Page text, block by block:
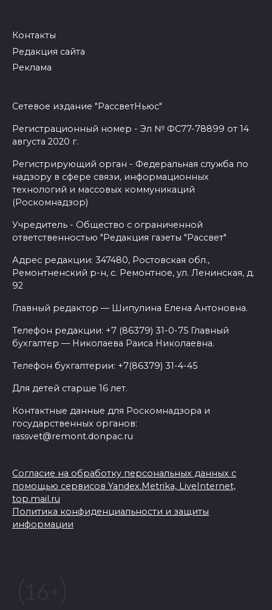
Контакты
Редакция сайта
Реклама
Сетевое издание "РассветНьюс"
Регистрационный номер - Эл № ФС77-78899 от 14
августа 2020 г.
Регистрирующий орган - Федеральная служба по
надзору в сфере связи, информационных
технологий и массовых коммуникаций
(Роскомнадзор)
Учредитель - Общество с ограниченной
ответственностью "Редакция газеты "Рассвет"
Адрес редакции: 347480, Ростовская обл.,
Ремонтненский р-н, с. Ремонтное, ул. Ленинская, д.
92
Главный редактор — Шипулина Елена Антоновна.
Телефон редакции: +7 (86379) 31-0-75 Главный
бухгалтер — Николаева Раиса Николаевна.
Телефон бухгалтерии: +7(86379) 31-4-45
Для детей старше 16 лет.
Контактные данные для Роскомнадзора и
государственных органов:
rassvet@remont.donpac.ru
Согласие на обработку персональных данных с
помощью сервисов Yandex.Metrika, LiveInternet,
top.mail.ru
Политика конфиденциальности и защиты
информации